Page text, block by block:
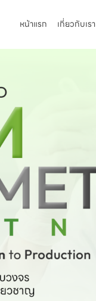
หน้าแรก เกี่ยวกับเรา